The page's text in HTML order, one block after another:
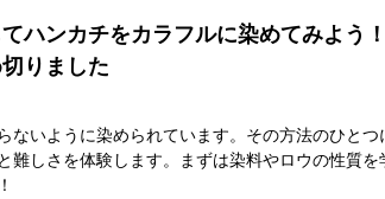
ハンカチをカラフルに染めてみよう
りました
ないように染められています。その方法のひとつ
しさを体験します。まずは染料やロウの性質を